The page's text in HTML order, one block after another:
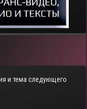
и тема следующего